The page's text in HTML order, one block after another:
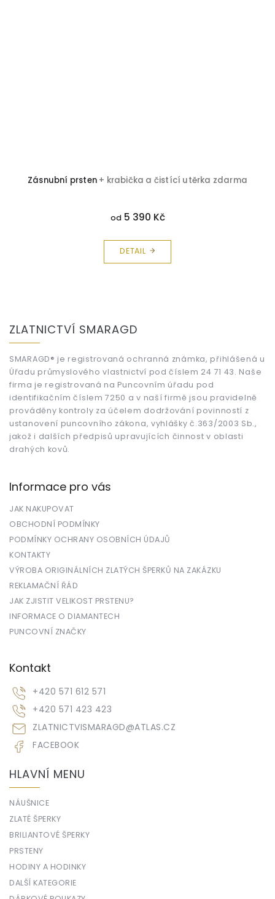
Zásnubní prsten + krabička a čistící utěrka zdarma
od5 390 Kč
DETAIL
ZLATNICTVÍ SMARAGD
SMARAGD® je registrovaná ochranná známka, přihlášená u
Úřadu průmyslového vlastnictví pod číslem 24 71 43. Naše
firma je registrovaná na Puncovním úřadu pod
identifikačním číslem 7250 a v naší firmě jsou pravidelně
prováděny kontroly za účelem dodržování povinností z
ustanovení puncovního zákona, vyhlášky č.363/2003 Sb.,
jakož i dalších předpisů upravujících činnost v oblasti
drahých kovů.
Informace pro vás
JAK NAKUPOVAT
OBCHODNÍ PODMÍNKY
PODMÍNKY OCHRANY OSOBNÍCH ÚDAJŮ
KONTAKTY
VÝROBA ORIGINÁLNÍCH ZLATÝCH ŠPERKŮ NA ZAKÁZKU
REKLAMAČNÍ ŘÁD
JAK ZJISTIT VELIKOST PRSTENU?
INFORMACE O DIAMANTECH
PUNCOVNÍ ZNAČKY
Kontakt
ZLATNICTVISMARAGD@ATLAS.CZ
+420 571 612 571
+420 571 423 423
FACEBOOK
HLAVNÍ MENU
NÁUŠNICE
ZLATÉ ŠPERKY
BRILIANTOVÉ ŠPERKY
PRSTENY
HODINY A HODINKY
DALŠÍ KATEGORIE